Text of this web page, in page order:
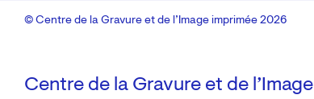
Centre de la Gravure et de l’Image
© Centre de la Gravure et de l’Image imprimée 2026